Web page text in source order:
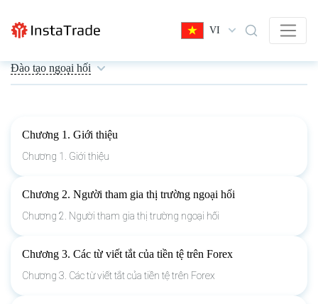
VI
Đào tạo ngoại hối
Chương 1. Giới thiệu
Chương 1. Giới thiệu
Chương 2. Người tham gia thị trường ngoại hối
Chương 2. Người tham gia thị trường ngoại hối
Chương 3. Các từ viết tắt của tiền tệ trên Forex
Chương 3. Các từ viết tắt của tiền tệ trên Forex